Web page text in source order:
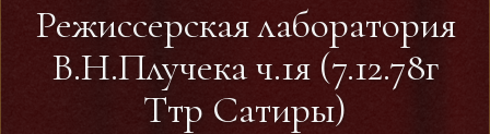
Режиссерская лаборатория
В.Н.Плучека ч.1я (7.12.78г
Ттр Сатиры)